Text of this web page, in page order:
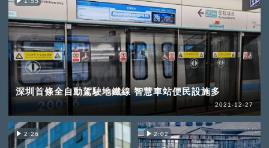
深圳首條全自動駕駛地鐵線 智慧車站便民設施多
2021-12-27
2:26 2:02